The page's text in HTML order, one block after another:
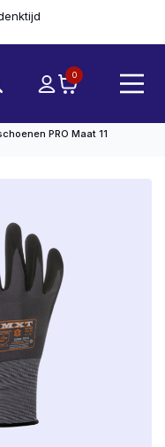
0
PRO Maat 11